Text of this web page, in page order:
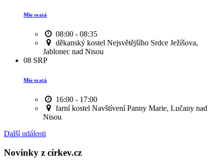
Mše svatá
08:00 - 08:35
děkanský kostel Nejsvětějšího Srdce Ježíšova,
Jablonec nad Nisou
08 SRP
Mše svatá
16:00 - 17:00
farní kostel Navštívení Panny Marie, Lučany nad
Nisou
Další události
Novinky z církev.cz